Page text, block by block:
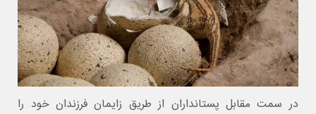
در سمت مقابل پستانداران از طریق زایمان فرزندان خود را